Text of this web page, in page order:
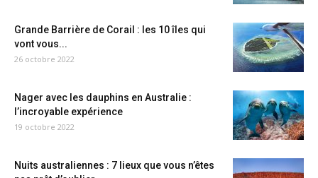
Grande Barrière de Corail : les 10 îles qui
vont vous...
26 octobre 2022
Nager avec les dauphins en Australie :
l’incroyable expérience
19 octobre 2022
Nuits australiennes : 7 lieux que vous n’êtes